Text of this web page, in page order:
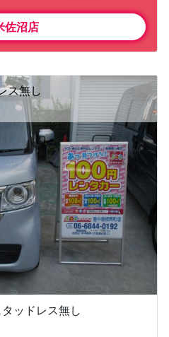
佐沼店
ス無し
ッドレス無し